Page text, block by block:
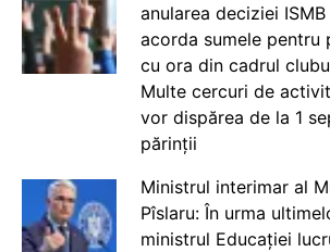
anularea deciziei
acorda sumele pentru
cu ora din cadrul
Multe cercuri de
vor dispărea de la 1
părinții
Ministrul interimar al
Pîslaru: În urma
ministrul Educației